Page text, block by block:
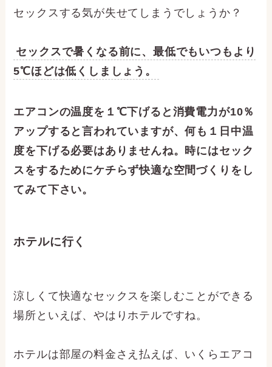
セックスする気が失せてしまうでしょうか？
セックスで暑くなる前に、最低でもいつもより
5℃ほどは低くしましょう。
エアコンの温度を１℃下げると消費電力が10％
アップすると言われていますが、何も１日中温
度を下げる必要はありませんね。時にはセック
スをするためにケチらず快適な空間づくりをし
てみて下さい。
ホテルに行く
涼しくて快適なセックスを楽しむことができる
場所といえば、やはりホテルですね。
ホテルは部屋の料金さえ払えば、いくらエアコ